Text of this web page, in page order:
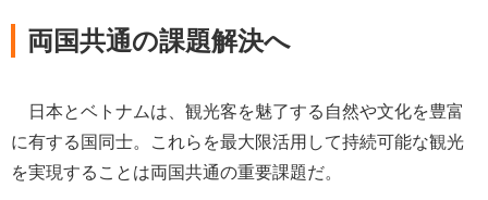
両国共通の課題解決へ
日本とベトナムは、観光客を魅了する自然や文化を豊富
に有する国同士。これらを最大限活用して持続可能な観光
を実現することは両国共通の重要課題だ。